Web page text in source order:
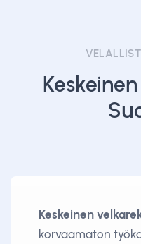
Keskeinen
korvaamaton